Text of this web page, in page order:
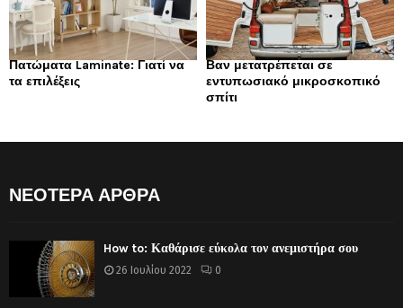
Πατώματα Laminate: Γιατί να
τα επιλέξεις
Βαν μετατρέπεται σε
εντυπωσιακό μικροσκοπικό
σπίτι
ΝΕΟΤΕΡΑ ΑΡΘΡΑ
How to: Καθάρισε εύκολα τον ανεμιστήρα σου
26 Ιουλίου 2022 0